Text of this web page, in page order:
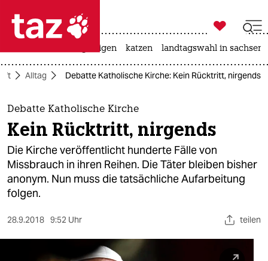
 taz zahl ich
taz zahl ich
themen
politik
öko
gesellschaft
kultur
sport

taz zahl ich
bergsteigen katzen landtagswahl in
Alltag Debatte Katholische Kirche: Kein Rücktritt, nirgends
Debatte Katholische Kirche
Kein Rücktritt, nirgends
Die Kirche veröffentlicht hunderte Fälle von
Missbrauch in ihren Reihen. Die Täter bleiben bisher
anonym. Nun muss die tatsächliche Aufarbeitung
folgen.
28.9.2018 9:52 Uhr teilen